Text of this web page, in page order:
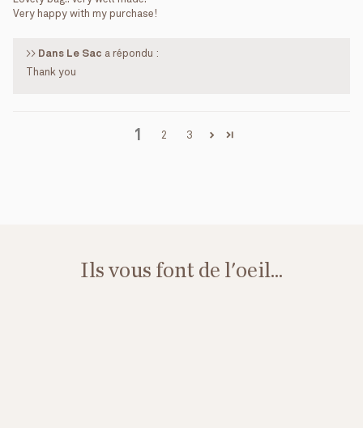
Very happy with my purchase!
>> Dans Le Sac a répondu :
Thank you
1 2 3
Ils vous font de l'oeil...